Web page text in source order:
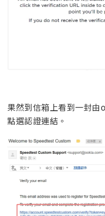
果然到信箱上看到一封
點選認證連結。